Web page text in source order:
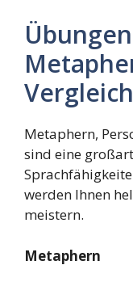
Vergleich
Metaphern,
sind eine
werden Ihnen
meistern.
Metaphern